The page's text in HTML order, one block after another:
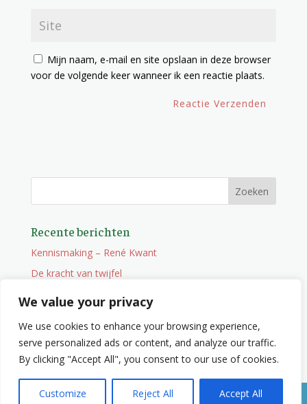
We value your privacy
We use cookies to enhance your browsing experience,
serve personalized ads or content, and analyze our traffic.
By clicking "Accept All", you consent to our use of cookies.
Customize Reject All Accept All
Mijn naam, e-mail en site opslaan in deze browser
voor de volgende keer wanneer ik een reactie plaats.
Recente berichten
Kennismaking – René Kwant
De kracht van twijfel
Onderweg
Wat je niet zocht maar wel vindt